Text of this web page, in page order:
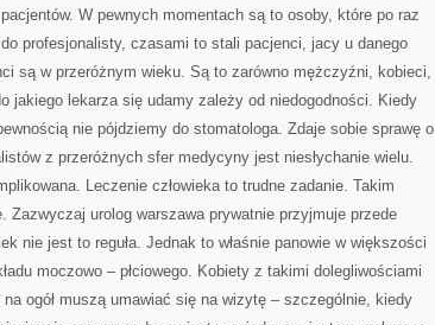
W pewnych momentach są to osoby, które po raz
profesjonalisty, czasami to stali pacjenci, jacy u danego
są w przeróżnym wieku. Są to zarówno mężczyźni, kobieci,
jakiego lekarza się udamy zależy od niedogodności. Kiedy
nie pójdziemy do stomatologa. Zdaje sobie sprawę o
z przeróżnych sfer medycyny jest niesłychanie wielu.
Leczenie człowieka to trudne zadanie. Takim
Zazwyczaj urolog warszawa prywatnie przyjmuje przede
nie jest to reguła. Jednak to właśnie panowie w większości
moczowo – płciowego. Kobiety z takimi dolegliwościami
ogół muszą umawiać się na wizytę – szczególnie, kiedy